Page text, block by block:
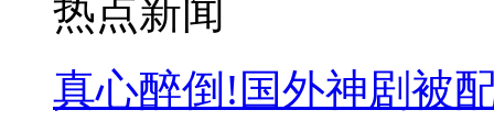
热点新闻
真心醉倒!国外神剧被